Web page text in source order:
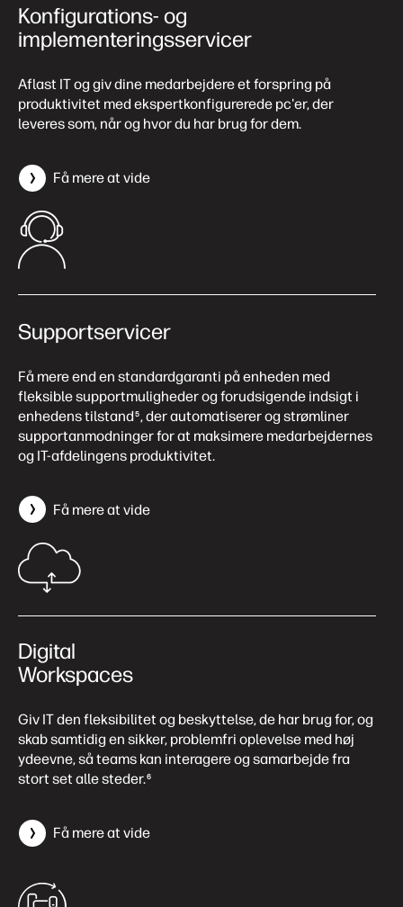
Konfigurations- og
implementeringsservicer
Aflast IT og giv dine medarbejdere et forspring på
produktivitet med ekspertkonfigurerede pc'er, der
leveres som, når og hvor du har brug for dem.
Få mere at vide
Supportservicer
Få mere end en standardgaranti på enheden med
fleksible supportmuligheder og forudsigende indsigt i
enhedens tilstand5, der automatiserer og strømliner
supportanmodninger for at maksimere medarbejdernes
og IT-afdelingens produktivitet.
Få mere at vide
Digital
Workspaces
Giv IT den fleksibilitet og beskyttelse, de har brug for, og
skab samtidig en sikker, problemfri oplevelse med høj
ydeevne, så teams kan interagere og samarbejde fra
stort set alle steder.6
Få mere at vide